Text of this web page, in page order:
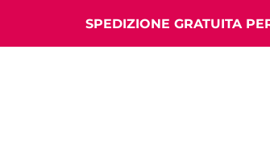
SPEDIZIONE GRATUITA